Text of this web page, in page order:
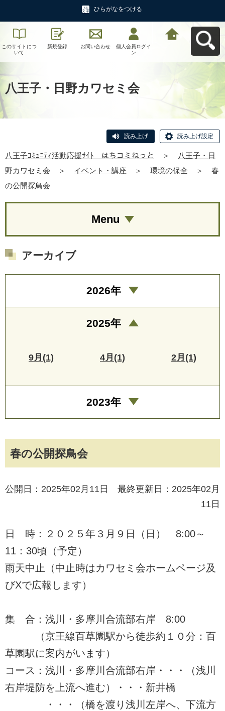
ひらがなをつける
このサイトにつ
いて
新規登録 お問い合わせ
個人会員ログイ
ン
八王子・日野カワセミ会
読み上げ 読み上げ設定
八王子ｺﾐｭﾆﾃｨ活動応援ｻｲﾄ はちコミねっと ＞
八王子・日
野カワセミ会
＞ イベント・講座 ＞ 環境の保全 ＞
春
の公開探鳥会
春の公開探鳥会
公開日：2025年02月11日 最終更新日：2025年02月
11日
日 時：２０２５年３月９日（日） 8:00～
11：30頃（予定）
雨天中止（中止時はカワセミ会ホームページ及
びXで広報します）
集 合：浅川・多摩川合流部右岸 8:00
（京王線百草園駅から徒歩約１０分：百
草園駅に案内がいます）
コース：浅川・多摩川合流部右岸・・・（浅川
右岸堤防を上流へ進む）・・・新井橋
・・・（橋を渡り浅川左岸へ、下流方
Menu
アーカイブ
2026年
2025年
9月(1) 4月(1) 2月(1)
2023年